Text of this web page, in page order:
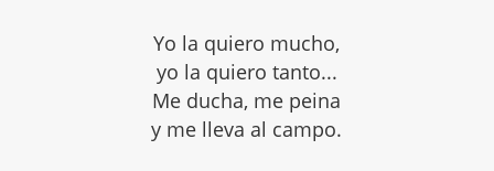
Yo la quiero mucho,
yo la quiero tanto...
Me ducha, me peina
y me lleva al campo.